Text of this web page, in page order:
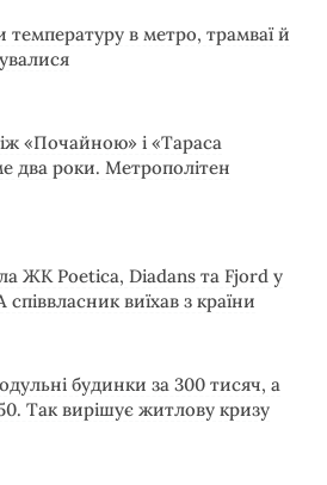
в метро, трамваї й
«Почайною» і «Тараса
два роки. Метрополітен
ЖК Poetica, Diadans та Fjord у
виїхав з країни
будинки за 300 тисяч, а
Так вирішує житлову кризу